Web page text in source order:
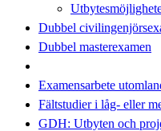
Dubbel
Dubbel masterexamen
Examensarbete
Fältstudier i låg- eller
GDH: Utbyten och